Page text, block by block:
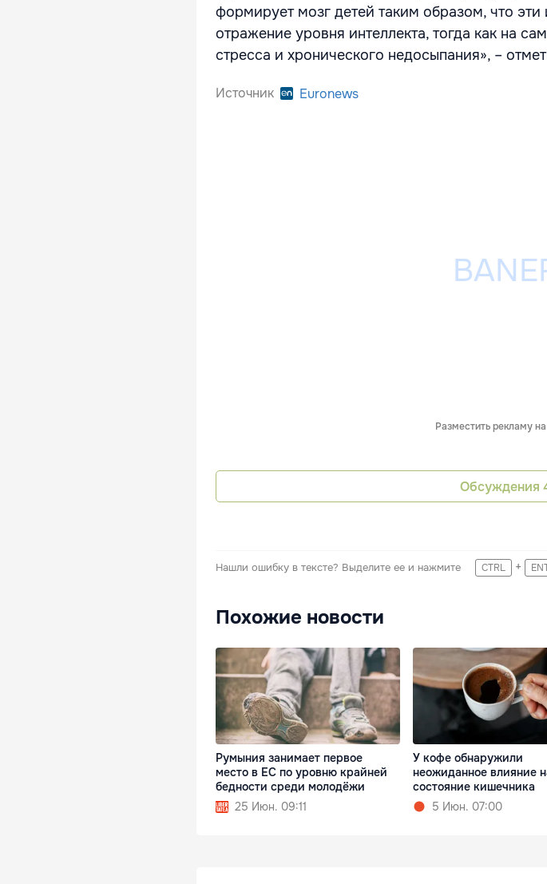
формирует мозг детей таким образом, что
отражение уровня интеллекта, тогда как на
стресса и хронического недосыпания», –
Источник Euronews
Разместить рекламу
Обсуждения
Нашли ошибку в тексте? Выделите ее и нажмите CTRL +
Похожие новости
Румыния занимает первое
место в ЕС по уровню крайней
бедности среди молодёжи
25 Июн. 09:11
У кофе обнаружили
неожиданное влияние
состояние кишечника
5 Июн. 07:00